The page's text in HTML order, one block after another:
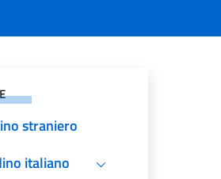
straniero
italiano